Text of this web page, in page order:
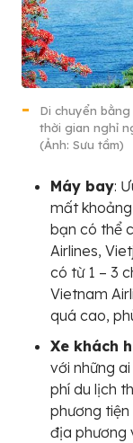
Di chuyển
thời gian nghỉ
(Ảnh: Sưu tầm)
Máy bay:
mất khoảng
bạn có thể
Airlines,
có từ 1 – 3
Vietnam
quá cao,
Xe khách
với những
phí du lịch
phương
địa phương